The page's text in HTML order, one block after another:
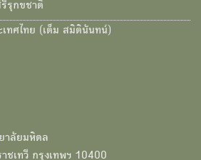
รุกขชาติ
ทศไทย (เต็ม สมิตินันทน์)
าลัยมหิดล
ชเทวี กรุงเทพฯ 10400